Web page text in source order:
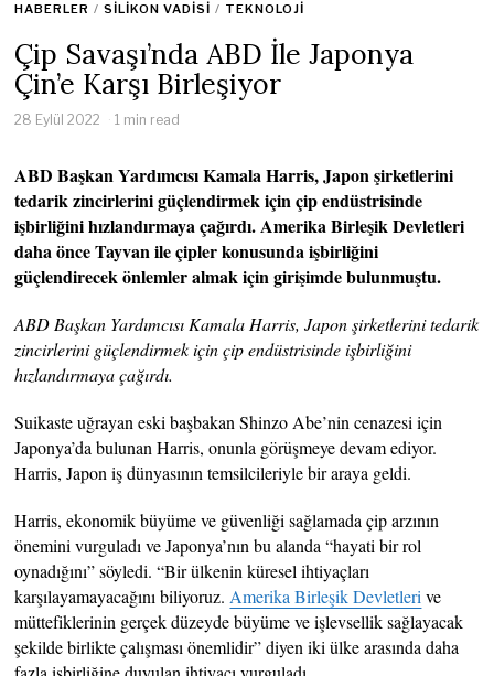
HABERLER / SILIKON VADISI / TEKNOLOJI
Çip Savaşı’nda ABD İle Japonya
Çin’e Karşı Birleşiyor
28 Eylül 2022 1 min read
ABD Başkan Yardımcısı Kamala Harris, Japon şirketlerini
tedarik zincirlerini güçlendirmek için çip endüstrisinde
işbirliğini hızlandırmaya çağırdı. Amerika Birleşik Devletleri
daha önce Tayvan ile çipler konusunda işbirliğini
güçlendirecek önlemler almak için girişimde bulunmuştu.
ABD Başkan Yardımcısı Kamala Harris, Japon şirketlerini tedarik
zincirlerini güçlendirmek için çip endüstrisinde işbirliğini
hızlandırmaya çağırdı.
Suikaste uğrayan eski başbakan Shinzo Abe’nin cenazesi için
Japonya’da bulunan Harris, onunla görüşmeye devam ediyor.
Harris, Japon iş dünyasının temsilcileriyle bir araya geldi.
Harris, ekonomik büyüme ve güvenliği sağlamada çip arzının
önemini vurguladı ve Japonya’nın bu alanda “hayati bir rol
oynadığını” söyledi. “Bir ülkenin küresel ihtiyaçları
karşılayamayacağını biliyoruz.Amerika Birleşik Devletlerive
müttefiklerinin gerçek düzeyde büyüme ve işlevsellik sağlayacak
şekilde birlikte çalışması önemlidir” diyen iki ülke arasında daha